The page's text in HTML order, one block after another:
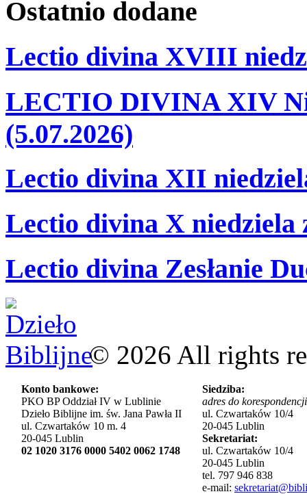
Ostatnio dodane
Lectio divina XVIII
LECTIO DIVINA XIV
(5.07.2026)
Lectio divina XII
Lectio divina X niedziela
Lectio divina Zesłanie
© 2026 All rights
Konto bankowe:
PKO BP Oddział IV w Lublinie
Dzieło Biblijne im. św. Jana Pawła II
ul. Czwartaków 10 m. 4
20-045 Lublin
02 1020 3176 0000 5402 0062 1748
Siedziba:
adres do
ul. Czwartaków 10/4
20-045 Lublin
Sekretariat:
ul. Czwartaków 10/4
20-045 Lublin
tel. 797 946 838
e-mail: